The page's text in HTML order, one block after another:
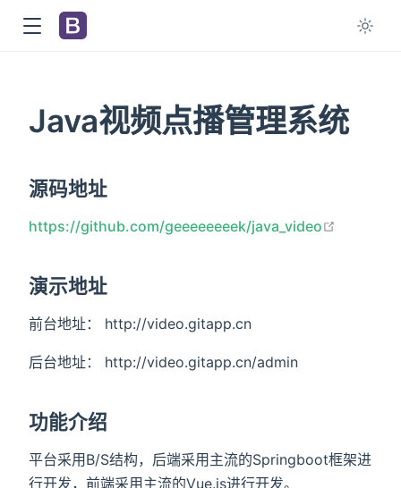
Java视频点播管理系统
源码地址
https://github.com/geeeeeeeek/java_video
演示地址
前台地址： http://video.gitapp.cn
后台地址： http://video.gitapp.cn/admin
功能介绍
平台采用B/S结构，后端采用主流的Springboot框架进
行开发，前端采用主流的Vue.js进行开发。